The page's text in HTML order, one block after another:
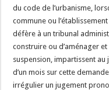
du code de l’urbanisme,
commune ou
défère à un tribunal
construire ou d’aménager
suspension, impartissent
d’un mois sur cette
irrégulier un jugement